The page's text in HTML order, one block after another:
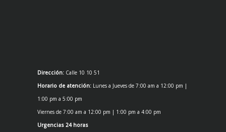
Dirección: Calle 10 10 51
Horario de atención: Lunes a Jueves de 7:00 am a 12:00 pm |
1:00 pm a 5:00 pm
Viernes de 7:00 am a 12:00 pm | 1:00 pm a 4:00 pm
Urgencias 24 horas